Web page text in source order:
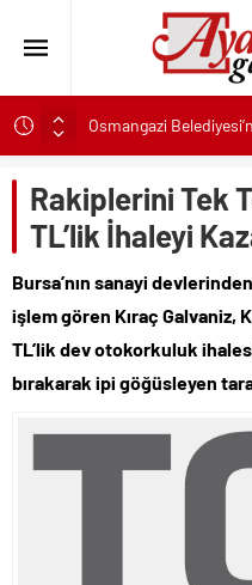
Osmangazi
Başkan Eşki’den
Bornova’nın
Konak’ta imzalar fırsat
Başkan Hatice
Çıkmaya Devam
K. Menderes’te
Başkan Hatice
Gündüz Sahadayız”
Kompozisyon
Başkan Hatice
Torbalı’nın kuru
Küçük işletmeler
Rakiplerini Tek
TL’lik İhaleyi
Bursa’nın sanayi
işlem gören Kıraç Galvaniz,
TL’lik dev otokorkuluk
bırakarak ipi göğüsleyen